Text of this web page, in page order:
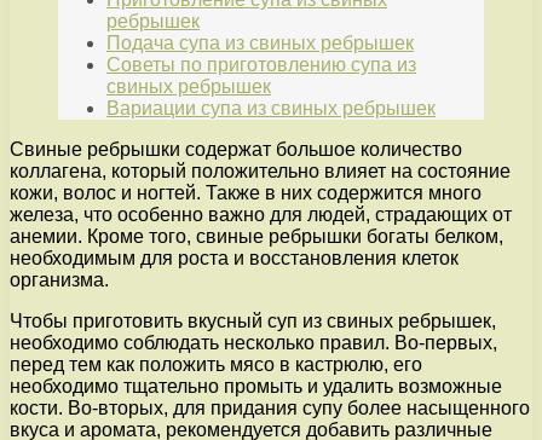
ребрышек
Подача супа из свиных ребрышек
Советы по приготовлению супа из
свиных ребрышек
Вариации супа из свиных ребрышек
Свиные ребрышки содержат большое количество
коллагена, который положительно влияет на состояние
кожи, волос и ногтей. Также в них содержится много
железа, что особенно важно для людей, страдающих от
анемии. Кроме того, свиные ребрышки богаты белком,
необходимым для роста и восстановления клеток
организма.
Чтобы приготовить вкусный суп из свиных ребрышек,
необходимо соблюдать несколько правил. Во-первых,
перед тем как положить мясо в кастрюлю, его
необходимо тщательно промыть и удалить возможные
кости. Во-вторых, для придания супу более насыщенного
вкуса и аромата, рекомендуется добавить различные